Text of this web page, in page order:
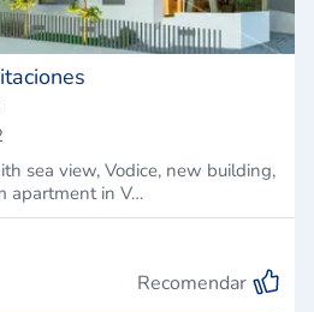
sea view, Vodice, new building,
apartment in V…
Recomendar